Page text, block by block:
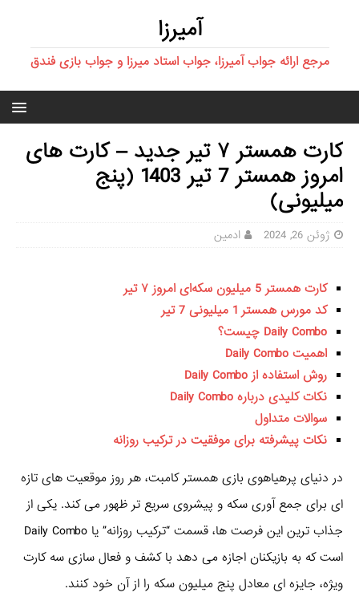
آمیرزا
مرجع ارائه جواب آمیرزا، جواب استاد میرزا و جواب بازی فندق
کارت همستر ۷ تیر جدید – کارت های
امروز همستر 7 تیر 1403 (پنج
میلیونی)
ژوئن 26, 2024 ادمین
کارت همستر 5 میلیون سکه‌ای امروز ۷ تیر
کد مورس همستر 1 میلیونی 7 تیر
Daily Combo چیست؟
اهمیت Daily Combo
روش استفاده از Daily Combo
نکات کلیدی درباره Daily Combo
سوالات متداول
نکات پیشرفته برای موفقیت در ترکیب روزانه
در دنیای پرهیاهوی بازی همستر کامبت، هر روز موقعیت‌ های تازه‌
ای برای جمع‌ آوری سکه و پیشروی سریع‌ تر ظهور می‌ کند. یکی از
جذاب‌ ترین این فرصت‌ ها، قسمت “ترکیب روزانه” یا Daily Combo
است که به بازیکنان اجازه می‌ دهد با کشف و فعال‌ سازی سه کارت
ویژه، جایزه‌ ای معادل پنج میلیون سکه را از آن خود کنند.